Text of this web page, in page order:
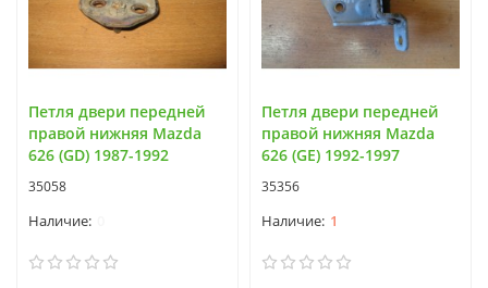
Петля двери передней
правой нижняя Mazda
626 (GD) 1987-1992
35058
Петля двери передней
правой нижняя Mazda
626 (GE) 1992-1997
35356
1